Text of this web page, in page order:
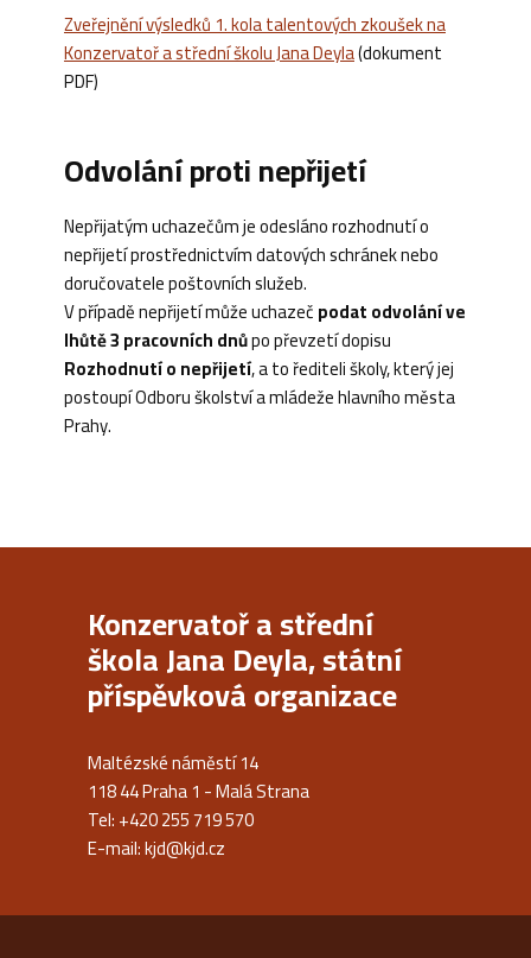
Zveřejnění výsledků 1. kola talentových zkoušek na
Konzervatoř a střední školu Jana Deyla(dokument
PDF)
Odvolání proti nepřijetí
Nepřijatým uchazečům je odesláno rozhodnutí o
nepřijetí prostřednictvím datových schránek nebo
doručovatele poštovních služeb.
V případě nepřijetí může uchazečpodat odvolání ve
lhůtě 3 pracovních dnůpo převzetí dopisu
Rozhodnutí o nepřijetí, a to řediteli školy, který jej
postoupí Odboru školství a mládeže hlavního města
Prahy.
Konzervatoř a střední
škola Jana Deyla, státní
příspěvková organizace
Maltézské náměstí 14
118 44 Praha 1 - Malá Strana
Tel: +420 255 719 570
E-mail:kjd@kjd.cz